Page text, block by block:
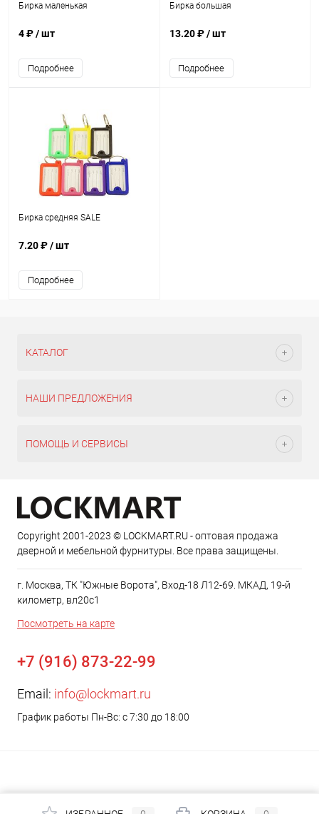
Бирка маленькая
4 ₽/ шт
Подробнее
Бирка большая
13.20 ₽/ шт
Подробнее
Бирка средняя SALE
7.20 ₽/ шт
Подробнее
КАТАЛОГ
НАШИ ПРЕДЛОЖЕНИЯ
ПОМОЩЬ И СЕРВИСЫ
Copyright 2001-2023 © LOCKMART.RU - оптовая продажа
дверной и мебельной фурнитуры. Все права защищены.
г. Москва, ТК "Южные Ворота", Вход-18 Л12-69. МКАД, 19-й
километр, вл20с1
Посмотреть на карте
+7 (916) 873-22-99
Email: info@lockmart.ru
График работы Пн-Вс: с 7:30 до 18:00